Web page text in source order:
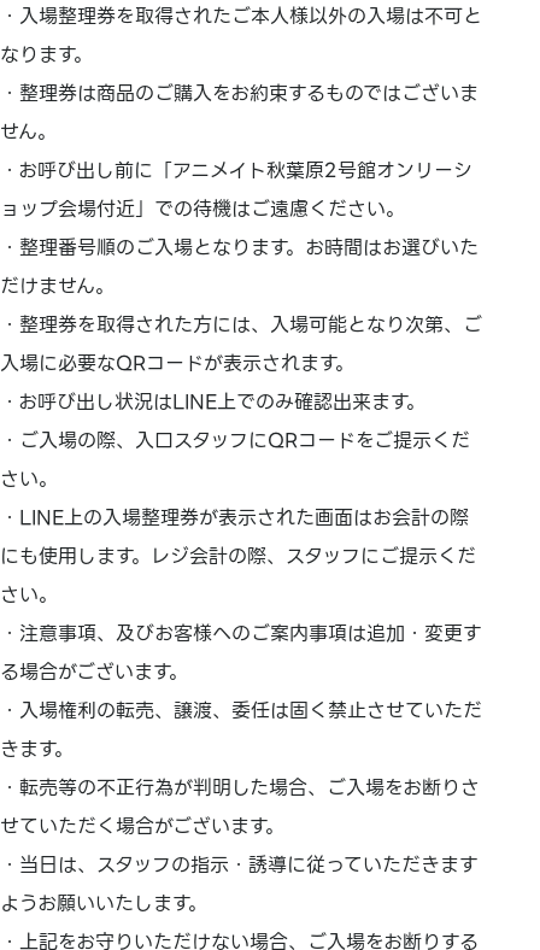
・入場整理券を取得されたご本人様以外の入場は不可と
なります。
・整理券は商品のご購入をお約束するものではございま
せん。
・お呼び出し前に「アニメイト秋葉原2号館オンリーシ
ョップ会場付近」での待機はご遠慮ください。
・整理番号順のご入場となります。お時間はお選びいた
だけません。
・整理券を取得された方には、入場可能となり次第、ご
入場に必要なQRコードが表示されます。
・お呼び出し状況はLINE上でのみ確認出来ます。
・ご入場の際、入口スタッフにQRコードをご提示くだ
さい。
・LINE上の入場整理券が表示された画面はお会計の際
にも使用します。レジ会計の際、スタッフにご提示くだ
さい。
・注意事項、及びお客様へのご案内事項は追加・変更す
る場合がございます。
・入場権利の転売、譲渡、委任は固く禁止させていただ
きます。
・転売等の不正行為が判明した場合、ご入場をお断りさ
せていただく場合がございます。
・当日は、スタッフの指示・誘導に従っていただきます
ようお願いいたします。
・上記をお守りいただけない場合、ご入場をお断りする